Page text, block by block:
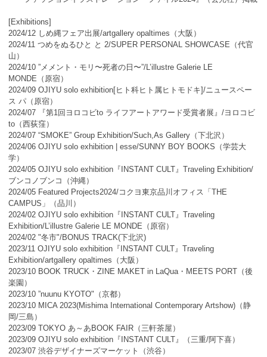
[Exhibitions]
2024/12 しめ縄フェア出展/artgallery opaltimes（大阪）
2024/11 つめをぬるひと と 2/SUPER PERSONAL SHOWCASE（代官
山）
2024/10 ”メメント・モリ〜死者の日〜”/L’illustre Galerie LE
MONDE（原宿）
2024/09 OJIYU solo exhibition[ヒト科ヒト属ヒトモドキ]/ニュースペー
ス パ（原宿）
2024/07 『第1回ヨロコビto ライフアートアワード受賞者展』/ヨロコビ
to（西荻窪）
2024/07 “SMOKE” Group Exhibition/Such,As Gallery（下北沢）
2024/06 OJIYU solo exhibition | esse/SUNNY BOY BOOKS（学芸大
学）
2024/05 OJIYU solo exhibition『INSTANT CULT』Traveling Exhibition/
ブンコノブンコ（沖縄）
2024/05 Featured Projects2024/コクヨ東京品川オフィス「THE
CAMPUS」（品川）
2024/02 OJIYU solo exhibition『INSTANT CULT』Traveling
Exhibition/L’illustre Galerie LE MONDE（原宿）
2024/02 "冬市"/BONUS TRACK(下北沢)
2023/11 OJIYU solo exhibition『INSTANT CULT』Traveling
Exhibition/artgallery opaltimes（大阪）
2023/10 BOOK TRUCK・ZINE MAKET in LaQua・MEETS PORT（後
楽園）
2023/10 ”nuunu KYOTO"（京都）
2023/10 MICA 2023(Mishima International Contemporary Artshow)（静
岡/三島）
2023/09 TOKYO あ～あBOOK FAIR（三軒茶屋）
2023/09 OJIYU solo exhibition『INSTANT CULT』（三重/阿下喜）
2023/07 渋谷デザイナーズマーケット（渋谷）